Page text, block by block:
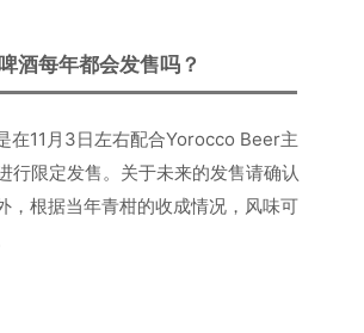
酒每年都会发售吗？
在11月3日左右配合Yorocco Beer主
行限定发售。关于未来的发售请确认
，根据当年青柑的收成情况，风味可